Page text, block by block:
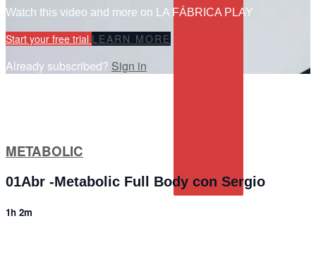
Watch this video and more on LA FÁBRICA PLAY
Start your free trial LEARN MORE
Already subscribed? Sign in
METABOLIC
01Abr -Metabolic Full Body con Sergio
1h 2m